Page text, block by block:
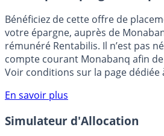
🎁 Bon plan épargne : 3%
Bénéficiez de cette offre de
votre épargne, auprès de
rémunéré Rentabilis. Il n’est pas
Voir conditions sur la page dédiée
En savoir plus